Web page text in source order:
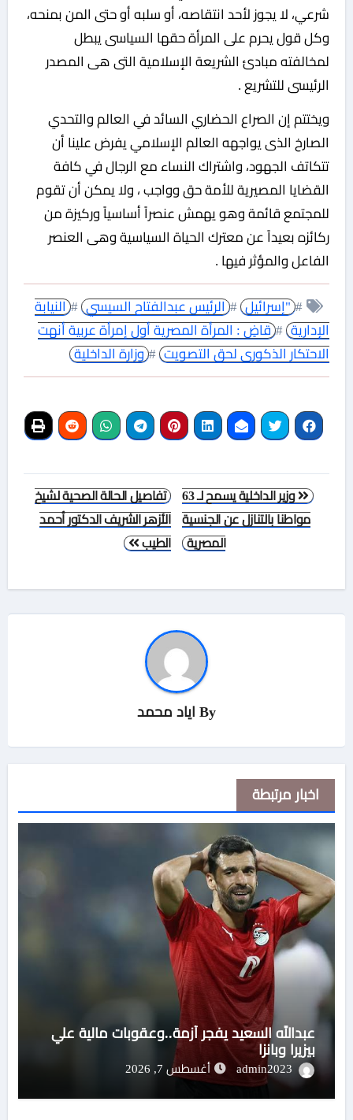
شرعي، لا يجوز لأحد انتقاصه، أو سلبه أو حتى المن بمنحه،
وكل قول يحرم على المرأة حقها السياسى يبطل
لمخالفته مبادئ الشريعة الإسلامية التى هى المصدر
الرئيسى للتشريع .
ويختتم إن الصراع الحضاري السائد في العالم والتحدي
الصارخ الذى يواجهه العالم الإسلامي يفرض علينا أن
تتكاتف الجهود، واشتراك النساء مع الرجال في كافة
القضايا المصيرية للأمة حق وواجب ، ولا يمكن أن تقوم
للمجتمع قائمة وهو يهمش عنصراً أساسياً وركيزة من
ركائزه بعيداً عن معترك الحياة السياسية وهى العنصر
الفاعل والمؤثر فيها .
# "إسرائيل # الرئيس عبدالفتاح السيسي #
النيابة
الإدارية # قاضٍ : المرأة المصرية أول إمرأة عربية أنهت
الاحتكار الذكورى لحق التصويت # وزارة الداخلية
تصفّح
المقالات
تفاصيل الحالة الصحية لشيخ
الأزهر الشريف الدكتور أحمد
الطيب
وزير الداخلية يسمح لـ 63
مواطنا بالتنازل عن الجنسية
المصرية
By اياد محمد
اخبار مرتبطة
عبدالله السعيد يفجر أزمة..وعقوبات مالية علي
بيزيرا وبانزا
admin2023 أغسطس 7, 2026